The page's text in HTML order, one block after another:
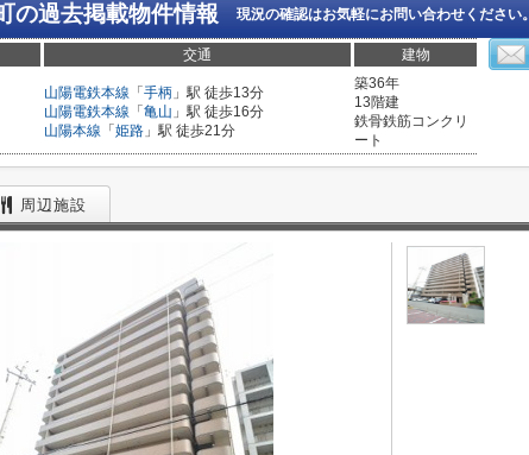
の過去掲載物件情報 現況の確認はお気軽にお問い合わせください。
交通 建物
山陽電鉄本線 「 手柄 」駅 徒歩13分
山陽電鉄本線 「 亀山 」駅 徒歩16分
山陽本線 「 姫路 」駅 徒歩21分
築36年
13階建
鉄骨鉄筋コンクリ
ート
周辺施設